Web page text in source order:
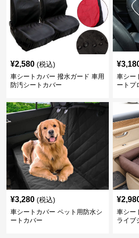
¥2,580 (税込)
車シートカバー 撥水ガード 車用
防汚シートカバー
¥
車シー
ートプ
¥3,280 (税込)
車シートカバー ペット用防水シ
ートカバー
¥
車シー
ライブ